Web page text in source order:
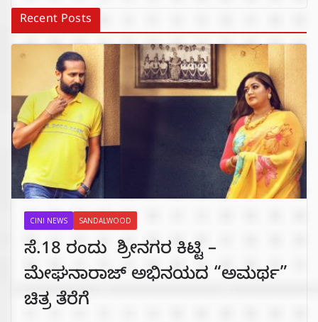
Recent Posts
CINI NEWS SANDALWOOD
ಸೆ.18 ರಂದು ಶ್ರೀನಗರ ಕಿಟ್ಟಿ –
ಮೇಘನಾರಾಜ್ ಅಭಿನಯದ “ಅಮರ್ಥ”
ಚಿತ್ರ ತೆರೆಗೆ